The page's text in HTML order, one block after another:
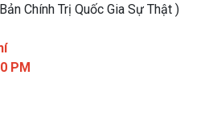
Chính Trị Quốc Gia Sự Thật )
PM